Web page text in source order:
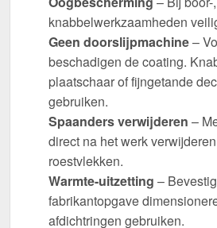
knabbelwerkzaamheden
Geen doorslijpmachine–
beschadigen de coating.
plaatschaar of fijngetande
gebruiken.
Spaanders verwijderen –
direct na het werk
roestvlekken.
Warmte-uitzetting –
fabrikantopgave
afdichtringen gebruiken.